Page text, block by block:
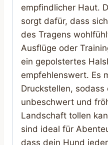
empfindlicher Haut.
sorgt dafür, dass
des Tragens
Ausflüge oder
ein gepolstertes
empfehlenswert. Es
Druckstellen, sodass
unbeschwert und
Landschaft tollen
sind ideal für
dass dein Hund